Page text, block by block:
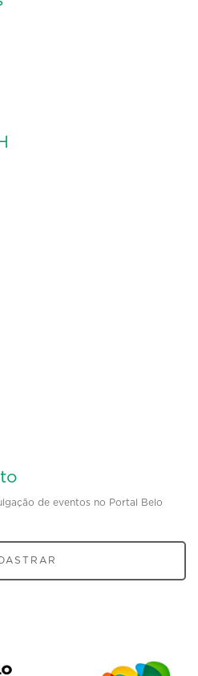
de eventos no Portal Belo